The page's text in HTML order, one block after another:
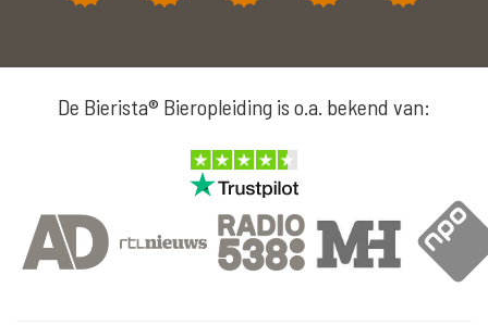
De Bierista® Bieropleiding is o.a. bekend van: